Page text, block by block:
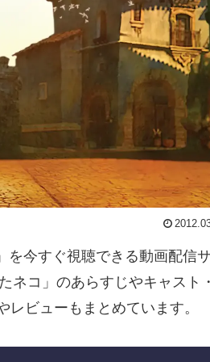
今すぐ視聴できる動画配信
ネコ」のあらすじやキャスト
ビューもまとめています。